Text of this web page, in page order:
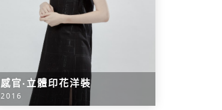
感官‧立體印花洋裝
2016